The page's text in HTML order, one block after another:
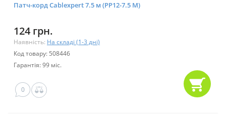
Патч-корд Cablexpert 7.5 м (PP12-7.5 M)
124 грн.
Наявність: На складі (1-3 дні)
Код товару: 508446
Гарантія: 99 міс.
0